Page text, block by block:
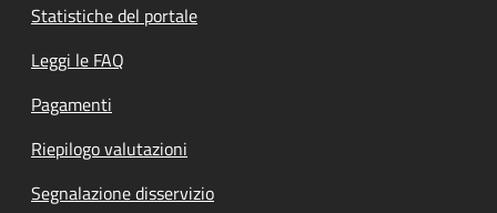
Statistiche del portale
Leggi le FAQ
Pagamenti
Riepilogo valutazioni
Segnalazione disservizio